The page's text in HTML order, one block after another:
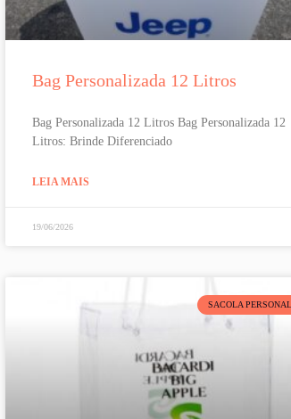
Bag Personalizada 12 Litros
Bag Personalizada 12 Litros Bag Personalizada 12
Litros: Brinde Diferenciado
LEIA MAIS
19/06/2026
SACOLA